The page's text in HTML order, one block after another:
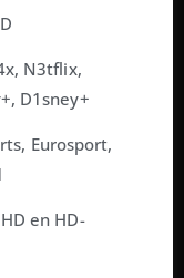
N3tflix,
D1sney+
Eurosport,
en HD-